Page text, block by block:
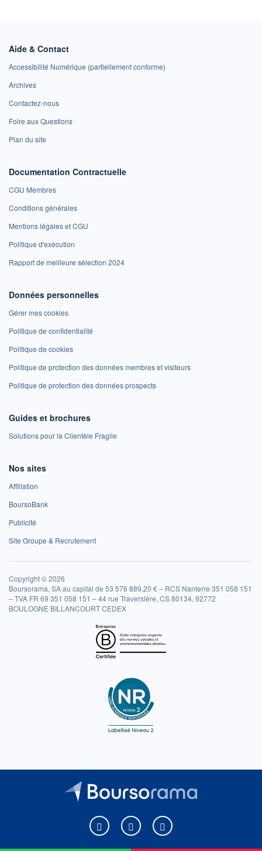
Aide & Contact
Accessibilité Numérique (partiellement conforme)
Archives
Contactez-nous
Foire aux Questions
Plan du site
Documentation Contractuelle
CGU Membres
Conditions générales
Mentions légales et CGU
Politique d'exécution
Rapport de meilleure sélection 2024
Données personnelles
Gérer mes cookies
Politique de confidentialité
Politique de cookies
Politique de protection des données membres et visiteurs
Politique de protection des données prospects
Guides et brochures
Solutions pour la Clientèle Fragile
Nos sites
Affiliation
BoursoBank
Publicité
Site Groupe & Recrutement
Copyright © 2026
Boursorama, SA au capital de 53 576 889,20 € – RCS Nanterre 351 058 151
– TVA FR 69 351 058 151 – 44 rue Traversière, CS 80134, 92772
BOULOGNE BILLANCOURT CEDEX
Boursorama sur Facebook
Boursorama sur XBoursorama sur